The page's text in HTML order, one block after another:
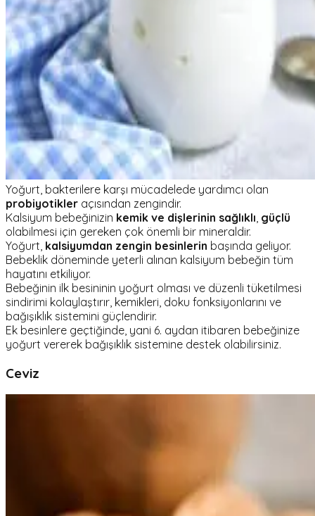
Yoğurt, bakterilere karşı mücadelede yardımcı olan
probiyotikler açısından zengindir.
Kalsiyum bebeğinizin kemik ve dişlerinin sağlıklı güçlü
olabilmesi için gereken çok önemli bir mineraldir.
Yoğurt, kalsiyumdan zengin besinlerin başında geliyor.
Bebeklik döneminde yeterli alınan kalsiyum bebeğin tüm
hayatını etkiliyor.
Bebeğinin ilk besininin yoğurt olması ve düzenli tüketilmesi
sindirimi kolaylaştırır, kemikleri, doku fonksiyonlarını ve
bağışıklık sistemini güçlendirir.
Ek besinlere geçtiğinde, yani 6. aydan itibaren bebeğinize
yoğurt vererek bağışıklık sistemine destek olabilirsiniz.
Ceviz